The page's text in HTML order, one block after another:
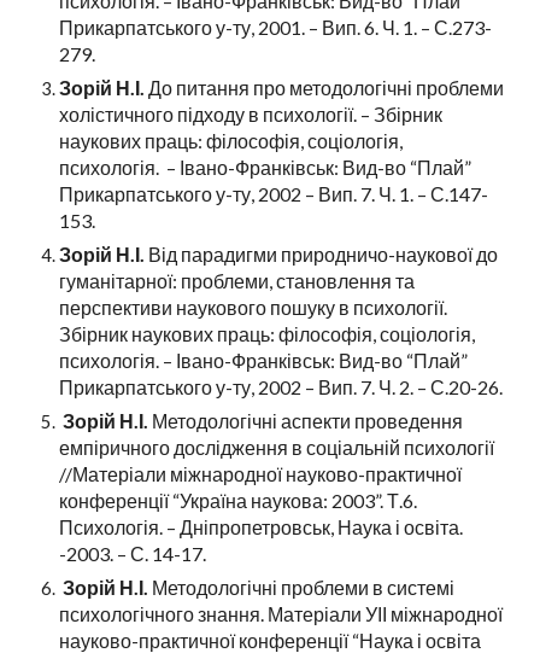
Прикарпатського у-ту, 2001. – Вип. 6. Ч. 1. – С.273-
279.
Зорій Н.І. До питання про методологічні проблеми
холістичного підходу в психології. – Збірник
наукових праць: філософія, соціологія,
психологія. – Івано-Франківськ: Вид-во “Плай”
Прикарпатського у-ту, 2002 – Вип. 7. Ч. 1. – С.147-
153.
Зорій Н.І. Від парадигми природничо-наукової до
гуманітарної: проблеми, становлення та
перспективи наукового пошуку в психології.
Збірник наукових праць: філософія, соціологія,
психологія. – Івано-Франківськ: Вид-во “Плай”
Прикарпатського у-ту, 2002 – Вип. 7. Ч. 2. – С.20-26.
Зорій Н.І. Методологічні аспекти проведення
емпіричного дослідження в соціальній психології
//Матеріали міжнародної науково-практичної
конференції “Україна наукова: 2003”. Т.6.
Психологія. – Дніпропетровськ, Наука і освіта.
-2003. – С. 14-17.
Зорій Н.І. Методологічні проблеми в системі
психологічного знання. Матеріали УІІ міжнародної
науково-практичної конференції “Наука і освіта